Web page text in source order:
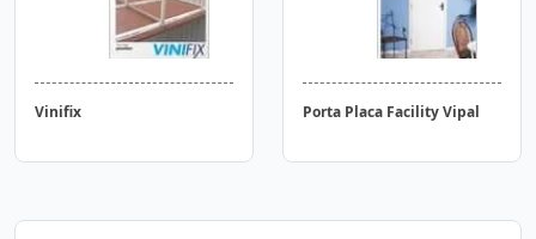
Vinifix Porta Placa Facility Vipal